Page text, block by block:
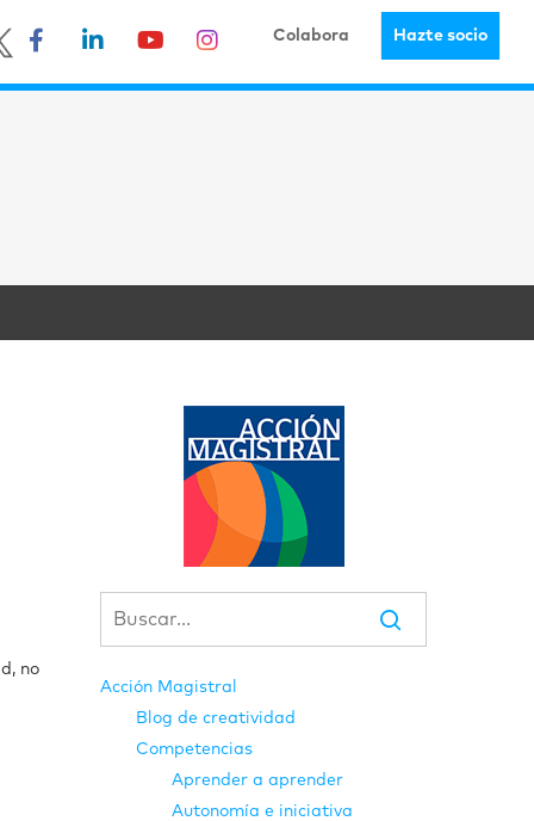
Colabora Hazte socio
no
Acción Magistral
Blog de creatividad
Competencias
Aprender a aprender
Autonomía e iniciativa